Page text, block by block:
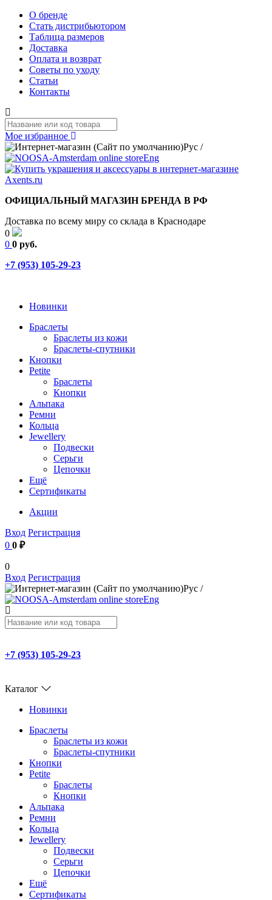
О бренде
Стать дистрибьютором
Таблица размеров
Доставка
Оплата и возврат
Советы по уходу
Статьи
Контакты
Мое избранное
Рус /
Eng
ОФИЦИАЛЬНЫЙ МАГАЗИН БРЕНДА В РФ
Доставка по всему миру со склада в Краснодаре
0
0 0 руб.
+7 (953) 105-29-23
Новинки
Браслеты
Браслеты из кожи
Браслеты-спутники
Кнопки
Petite
Браслеты
Кнопки
Альпака
Ремни
Кольца
Jewellery
Подвески
Серьги
Цепочки
Ещё
Сертификаты
Акции
Вход Регистрация
0 0 ₽
0
Вход Регистрация
Рус /
Eng
+7 (953) 105-29-23
Каталог
Новинки
Браслеты
Браслеты из кожи
Браслеты-спутники
Кнопки
Petite
Браслеты
Кнопки
Альпака
Ремни
Кольца
Jewellery
Подвески
Серьги
Цепочки
Ещё
Сертификаты